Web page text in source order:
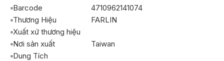
Barcode
4710962141074
Thương Hiệu
FARLIN
Xuất xứ thương hiệu
Nơi sản xuất
Taiwan
Dung Tích